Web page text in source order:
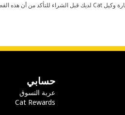
حسابي
عربة التسوق
Cat Rewards